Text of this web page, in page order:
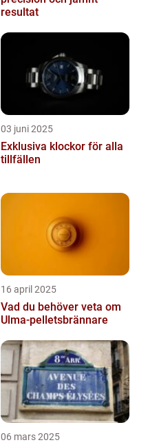
resultat
03 juni 2025
Exklusiva klockor för alla
tillfällen
16 april 2025
Vad du behöver veta om
Ulma-pelletsbrännare
06 mars 2025